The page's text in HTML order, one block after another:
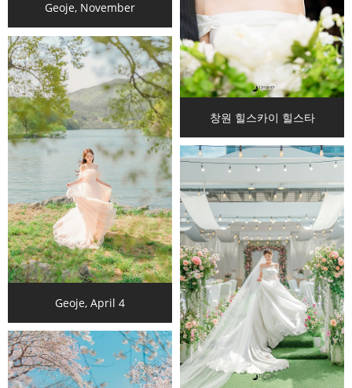
Geoje, November
창원 힐스카이 힐스타
Geoje, April 4